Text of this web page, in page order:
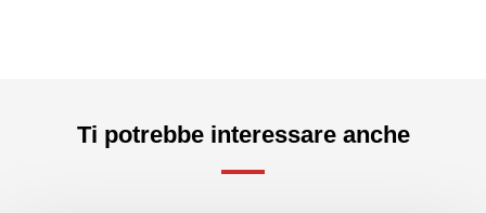
Ti potrebbe interessare anche